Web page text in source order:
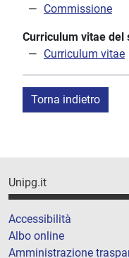
Commissione
Curriculum vitae del
Curriculum vitae
Torna indietro
Unipg.it
Accessibilità
Albo online
Amministrazione